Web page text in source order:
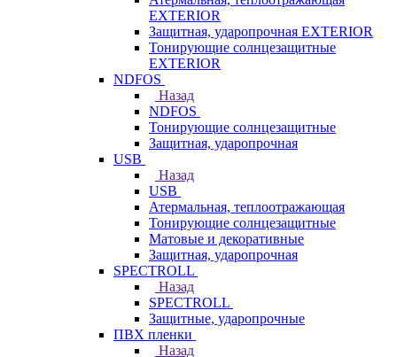
EXTERIOR
Защитная, ударопрочная EXTERIOR
Тонирующие солнцезащитные
EXTERIOR
NDFOS
Назад
NDFOS
Тонирующие солнцезащитные
Защитная, ударопрочная
USB
Назад
USB
Атермальная, теплоотражающая
Тонирующие солнцезащитные
Матовые и декоративные
Защитная, ударопрочная
SPECTROLL
Назад
SPECTROLL
Защитные, ударопрочные
ПВХ пленки
Назад